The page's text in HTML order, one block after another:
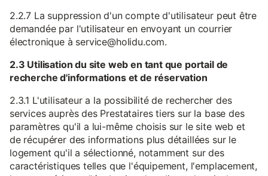
2.2.7 La suppression d'un compte d'utilisateur peut être
demandée par l'utilisateur en envoyant un courrier
électronique à service@holidu.com.
2.3 Utilisation du site web en tant que portail de
recherche d'informations et de réservation
2.3.1 L'utilisateur a la possibilité de rechercher des
services auprès des Prestataires tiers sur la base des
paramètres qu'il a lui-même choisis sur le site web et
de récupérer des informations plus détaillées sur le
logement qu'il a sélectionné, notamment sur des
caractéristiques telles que l'équipement, l'emplacement,